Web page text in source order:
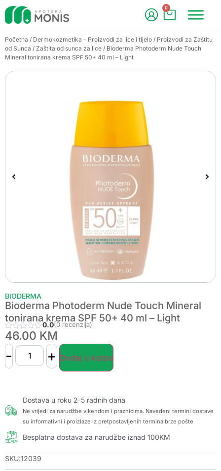
0
Početna / Dermokozmetika - Proizvodi za lice i tijelo / Proizvodi za Zaštitu
od Sunca / Zaštita od sunca za lice / Bioderma Photoderm Nude Touch
Mineral tonirana krema SPF 50+ 40 ml – Light
BIODERMA
Bioderma Photoderm Nude Touch Mineral
tonirana krema SPF 50+ 40 ml – Light
0.0(0 recenzija)
46.00 KM
- + Dodaj u korpu
Dostava u roku 2-5 radnih dana
Ne vrijedi za narudžbe vikendom i praznicima. Navedeni termini dostave
su informativni i proizlaze iz pretpostavljenih termina brze pošte
Besplatna dostava za narudžbe iznad 100KM
SKU:12039